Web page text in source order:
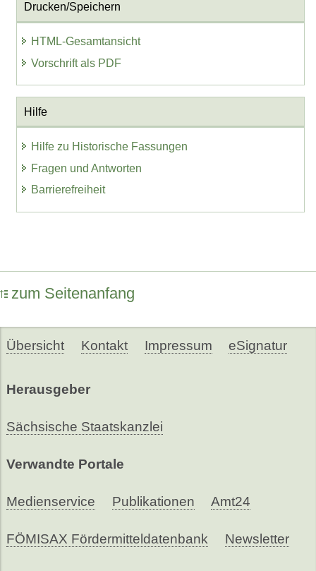
Drucken/Speichern
HTML-Gesamtansicht
Vorschrift als PDF
Hilfe
Hilfe zu Historische Fassungen
Fragen und Antworten
Barrierefreiheit
zum Seitenanfang
Übersicht Kontakt Impressum eSignatur
Herausgeber
Sächsische Staatskanzlei
Verwandte Portale
Medienservice Publikationen Amt24
FÖMISAX Fördermitteldatenbank Newsletter